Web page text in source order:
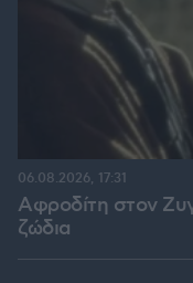
Αφροδίτη στον
ζώδια
06.08.2026, 17:31